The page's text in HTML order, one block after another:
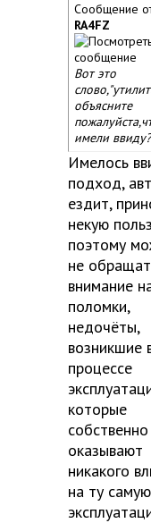
Сообщение
RA4FZ
Вот это
объясните
имели ввиду?
Имелось
подход,
ездит,
некую
поэтому
не
внимание
поломки,
недочёты,
возникшие
процессе
которые
оказывают
никакого
на ту самую